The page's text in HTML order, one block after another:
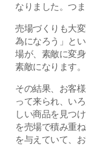
なりました。つ
売場づくりも大
為になろう」と
場が、素敵に変
素敵になります。
その結果、お客
って来られ、い
しい商品を見つ
を売場で積み重
を与えていて、